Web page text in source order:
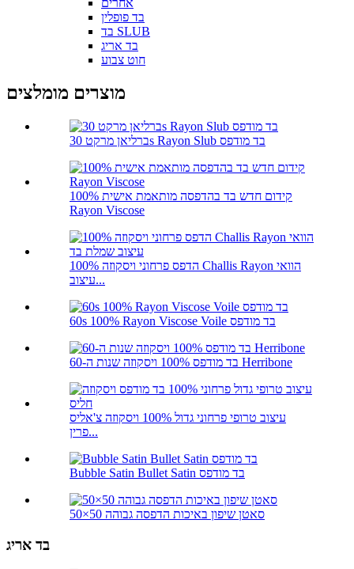
בד פופלין
בד SLUB
בד אריג
חוט צבוע
מוצרים מומלצים
ברליאן מרקט 30s Rayon Slub בד מודפס
קידום חדש בד בהדפסה מותאמת אישית 100%
Rayon Viscose
100% הדפס פרחוני ויסקוזה Challis Rayon הוואי
עיצוב...
60s 100% Rayon Viscose Voile בד מודפס
בד מודפס 100% ויסקוזה שנות ה-60 Herribone
עיצוב טרופי פרחוני גדול 100% ויסקוזה צ'אליס
פרין...
Bubble Satin Bullet Satin בד מודפס
סאטן שיפון באיכות הדפסה גבוהה 50×50
בד אריג